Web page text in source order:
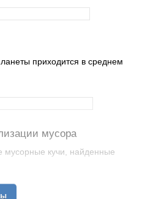
приходится в среднем
мусора
мусорные кучи, найденные